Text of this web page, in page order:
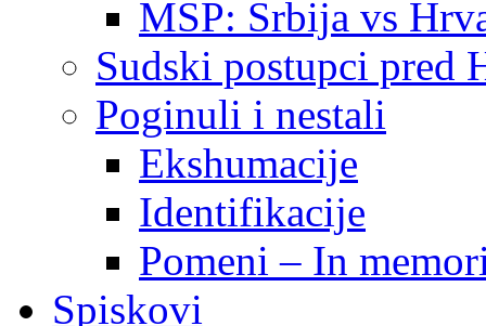
MSP: Srbija vs
Sudski postupci pred
Poginuli i nestali
Ekshumacije
Identifikacije
Pomeni – In
Spiskovi